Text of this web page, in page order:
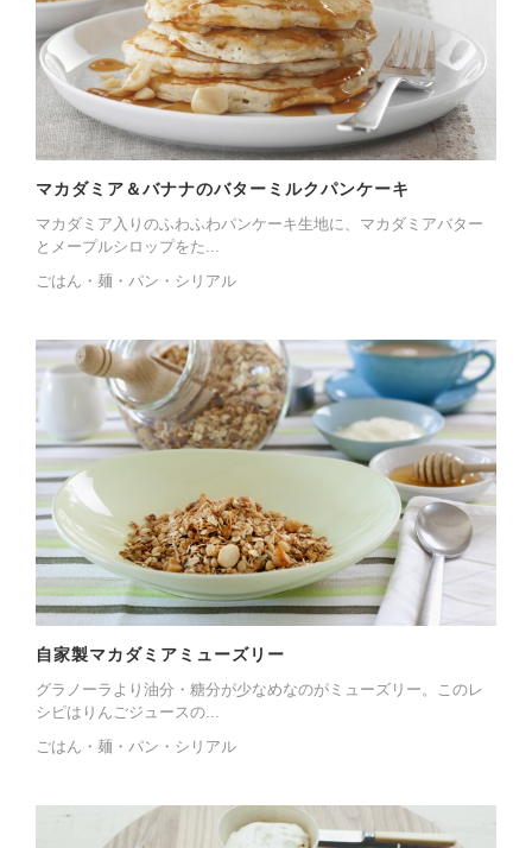
マカダミア＆バナナのバターミルクパンケーキ
マカダミア入りのふわふわパンケーキ生地に、マカダミアバター
とメープルシロップをた...
ごはん・麺・パン・シリアル
自家製マカダミアミューズリー
グラノーラより油分・糖分が少なめなのがミューズリー。このレ
シピはりんごジュースの...
ごはん・麺・パン・シリアル